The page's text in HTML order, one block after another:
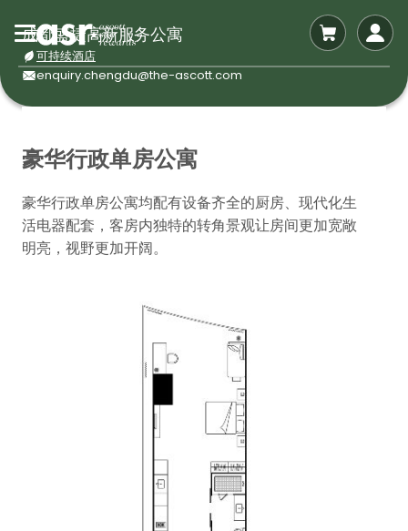
成都盛捷高新服务公寓
可持续酒店
enquiry.chengdu@the-ascott.com
豪华行政单房公寓
豪华行政单房公寓均配有设备齐全的厨房、现代化生
活电器配套，客房内独特的转角景观让房间更加宽敞
明亮，视野更加开阔。